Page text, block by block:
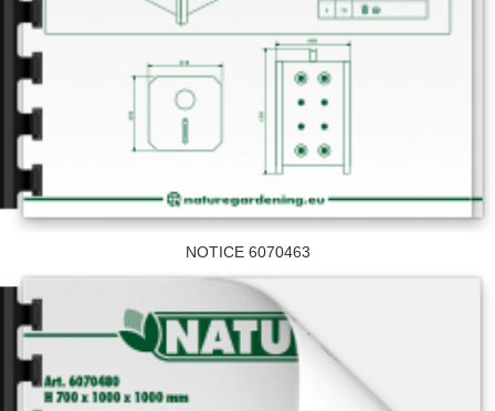
NOTICE 6070463